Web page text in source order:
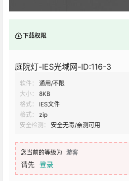
下载权限
庭院灯-IES光域网-ID:116-3
软件：
通用/不限
大小：
8KB
格式：
IES文件
格式：
zip
安全检测：
安全无毒/亲测可用
您当前的等级为 游客
请先 登录